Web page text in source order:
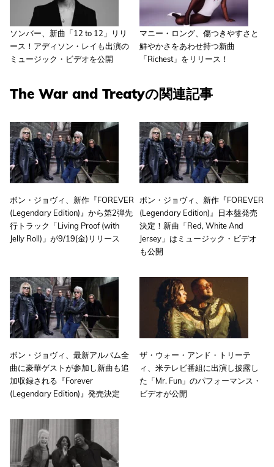
ソンバー、新曲「12 to 12」リリ
ース！アディソン・レイも出演の
ミュージック・ビデオを公開
マニー・ロング、傷つきやすさと
鮮やかさをあわせ持つ新曲
「Richest」をリリース！
The War and Treatyの関連記事
ボン・ジョヴィ、新作『FOREVER
(Legendary Edition)』から第2弾先
行トラック「Living Proof (with
Jelly Roll)」が9/19(金)リリース
ボン・ジョヴィ、新作『FOREVER
(Legendary Edition)』日本盤発売
決定！新曲「Red, White And
Jersey」はミュージック・ビデオ
も公開
ボン・ジョヴィ、最新アルバム全
曲に豪華ゲストが参加し新曲も追
加収録される『Forever
(Legendary Edition)』発売決定
ザ・ウォー・アンド・トリーテ
ィ、米テレビ番組に出演し披露し
た「Mr. Fun」のパフォーマンス・
ビデオが公開